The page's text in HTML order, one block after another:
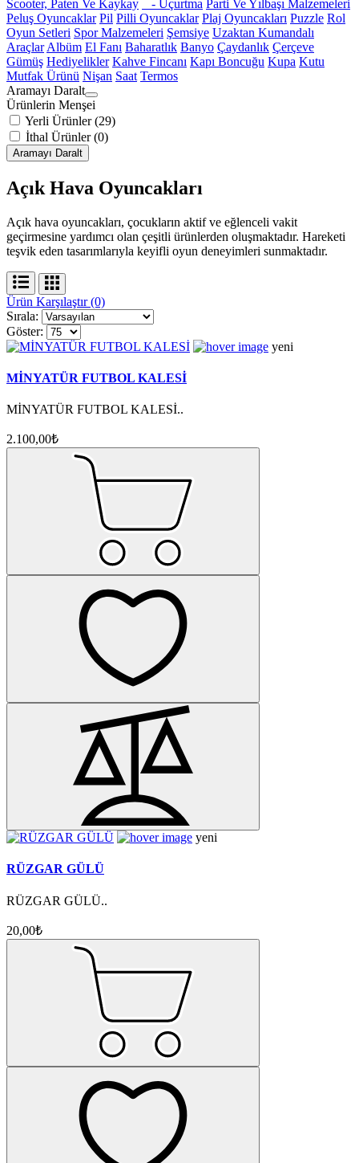
Scooter, Paten Ve Kaykay - Uçurtma Parti Ve Yılbaşı Malzemeleri
Peluş Oyuncaklar Pil Pilli Oyuncaklar Plaj Oyuncakları Puzzle Rol
Oyun Setleri Spor Malzemeleri Şemsiye Uzaktan Kumandalı
Araçlar Albüm El Fanı Baharatlık Banyo Çaydanlık Çerçeve
Gümüş Hediyelikler Kahve Fincanı Kapı Boncuğu Kupa Kutu
Mutfak Ürünü Nişan Saat Termos
Aramayı Daralt
Ürünlerin Menşei
Yerli Ürünler (29)
İthal Ürünler (0)
Aramayı Daralt
Açık Hava Oyuncakları
Açık hava oyuncakları, çocukların aktif ve eğlenceli vakit
geçirmesine yardımcı olan çeşitli ürünlerden oluşmaktadır. Hareketi
teşvik eden tasarımlarıyla keyifli oyun deneyimleri sunmaktadır.
Ürün Karşılaştır (0)
Sırala:
Göster:
yeni
MİNYATÜR FUTBOL KALESİ
MİNYATÜR FUTBOL KALESİ..
2.100,00₺
yeni
RÜZGAR GÜLÜ
RÜZGAR GÜLÜ..
20,00₺